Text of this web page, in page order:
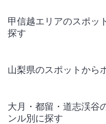
甲信越エリアのスポッ
探す
山梨県のスポットから
大月・都留・道志渓谷
ンル別に探す